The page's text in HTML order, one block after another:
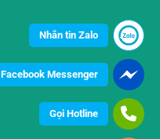
Nhắn tin Zalo
Facebook Messenger
Gọi Hotline